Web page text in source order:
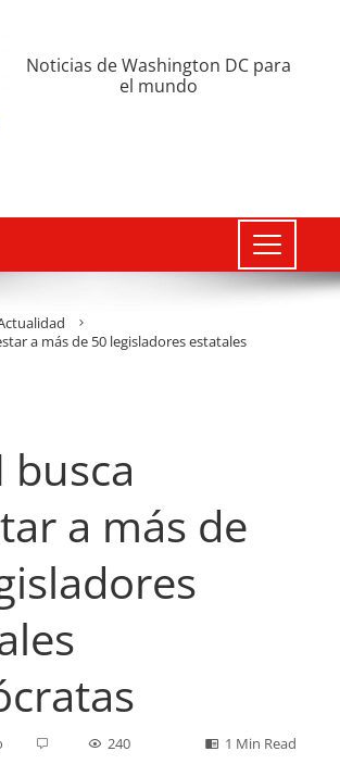
Noticias de Washington DC para
el mundo
a más de 50 legisladores estatales
busca
a más de
240 1 Min Read